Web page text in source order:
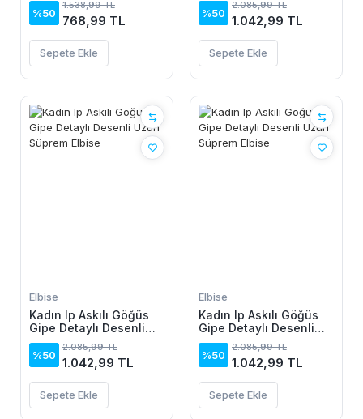
Krinkıl Pantolon
%50
1.538,99 TL
768,99 TL
Sepete Ekle
%50
2.085,99 TL
1.042,99 TL
Sepete Ekle
Elbise
Kadın Ip Askılı Göğüs
Gipe Detaylı Desenli
Uzun Süprem Elbise
%50
2.085,99 TL
1.042,99 TL
Sepete Ekle
Elbise
Kadın Ip Askılı Göğüs
Gipe Detaylı Desenli
Uzun Süprem Elbise
%50
2.085,99 TL
1.042,99 TL
Sepete Ekle